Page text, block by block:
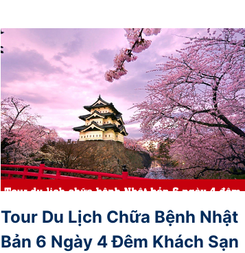
Tour Du Lịch Chữa Bệnh Nhật
Bản 6 Ngày 4 Đêm Khách Sạn